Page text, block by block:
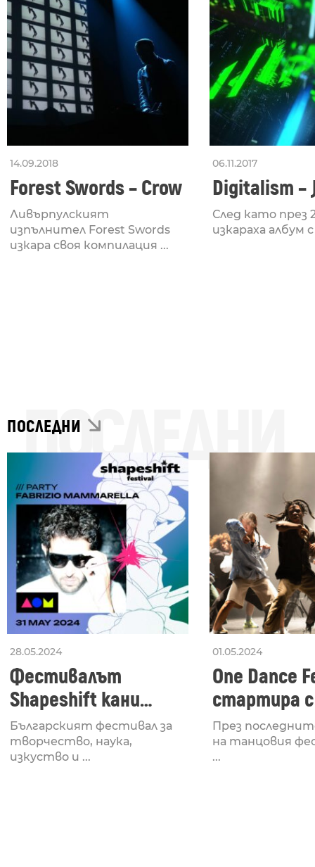
14.09.2018
Forest Swords – Crow
Ливърпулският
изпълнител Forest Swords
изкара своя компилация ...
06.11.2017
Digitalism –
След като през
изкараха албум с
ПОСЛЕДНИ
ПОСЛЕДНИ
28.05.2024
Фестивалът
Shapeshift кани
Fabrizio Mammarella
за откриването си
Българският фестивал за
творчество, наука,
изкуство и ...
01.05.2024
One Dance
стартира
Lucid,
рейв
През
на танцовия
...